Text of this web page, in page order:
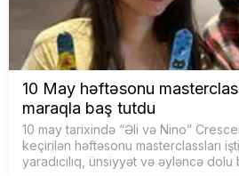
10 May həftəsonu
maraqla baş tutdu
10 may tarixində “Əli və Nino”
keçirilən həftəsonu masterclassları
yaradıcılıq, ünsiyyət və əyləncə